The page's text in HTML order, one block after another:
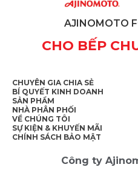
AJINOMOTO
CHO BẾP
CHUYÊN GIA CHIA SẺ
BÍ QUYẾT KINH DOANH
SẢN PHẨM
NHÀ PHÂN PHỐI
VỀ CHÚNG TÔI
SỰ KIỆN & KHUYẾN MÃI
CHÍNH SÁCH BẢO MẬT
Công ty